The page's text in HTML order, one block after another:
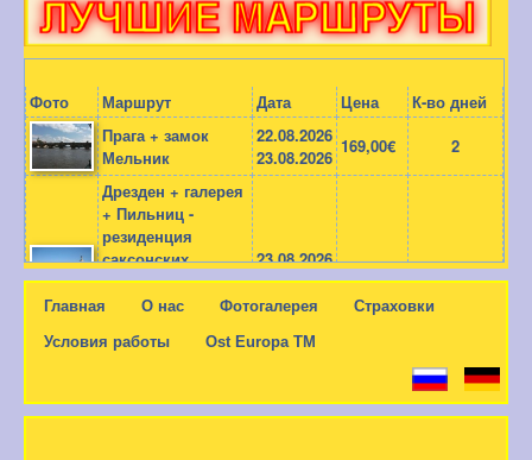
Главная О нас Фотогалерея
Страховки
Условия работы
Ost Europa TM